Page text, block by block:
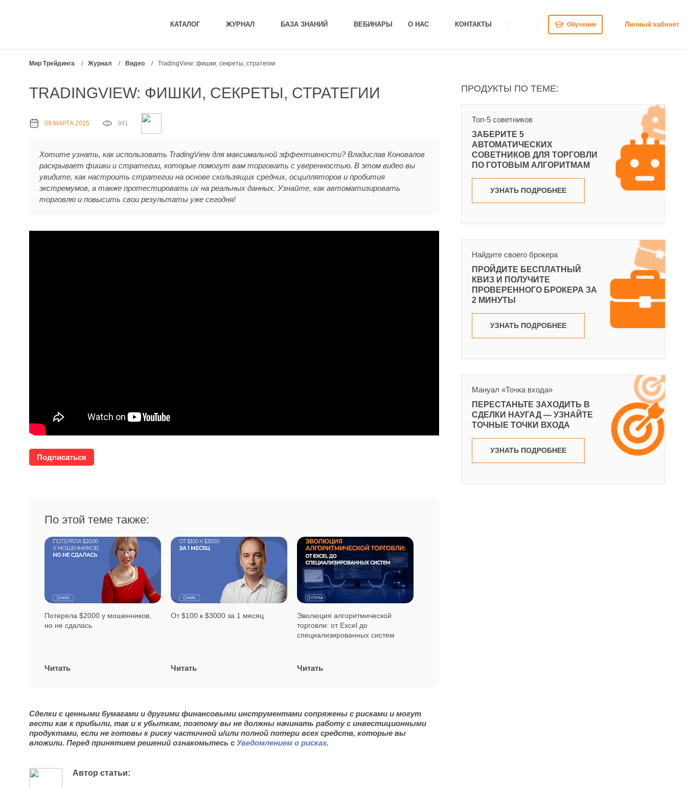
КАТАЛОГ ЖУРНАЛ БАЗА ЗНАНИЙ ВЕБИНАРЫ О НАС КОНТАКТЫ Обучение Личный кабинет
Мир Трейдинга / Журнал / Видео / TradingView: фишки, секреты, стратегии
TRADINGVIEW: ФИШКИ, СЕКРЕТЫ, СТРАТЕГИИ
09 МАРТА 2025 991
Хотите узнать, как использовать TradingView для максимальной эффективности? Владислав Коновалов
раскрывает фишки и стратегии, которые помогут вам торговать с уверенностью. В этом видео вы
увидите, как настроить стратегии на основе скользящих средних, осцилляторов и пробития
экстремумов, а также протестировать их на реальных данных. Узнайте, как автоматизировать
торговлю и повысить свои результаты уже сегодня!
Подписаться
По этой теме также:
Потеряла $2000 у мошенников,
но не сдалась
Читать
От $100 к $3000 за 1 месяц
Читать
Эволюция алгоритмической
торговли: от Excel до
специализированных систем
Читать
Сделки с ценными бумагами и другими финансовыми инструментами сопряжены с рисками и могут
вести как к прибыли, так и к убыткам, поэтому вы не должны начинать работу с инвестиционными
продуктами, если не готовы к риску частичной и/или полной потери всех средств, которые вы
вложили. Перед принятием решений ознакомьтесь с Уведомлением о рисках.
Автор статьи:
ПРОДУКТЫ ПО ТЕМЕ:
Топ-5 советников
ЗАБЕРИТЕ 5
АВТОМАТИЧЕСКИХ
СОВЕТНИКОВ ДЛЯ ТОРГОВЛИ
ПО ГОТОВЫМ АЛГОРИТМАМ
УЗНАТЬ ПОДРОБНЕЕ
Найдите своего брокера
ПРОЙДИТЕ БЕСПЛАТНЫЙ
КВИЗ И ПОЛУЧИТЕ
ПРОВЕРЕННОГО БРОКЕРА ЗА
2 МИНУТЫ
УЗНАТЬ ПОДРОБНЕЕ
Мануал «Точка входа»
ПЕРЕСТАНЬТЕ ЗАХОДИТЬ В
СДЕЛКИ НАУГАД — УЗНАЙТЕ
ТОЧНЫЕ ТОЧКИ ВХОДА
УЗНАТЬ ПОДРОБНЕЕ